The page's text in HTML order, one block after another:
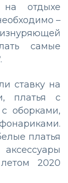
на отдыхе
–
самые
ставку на
платья с
оборками,
платья
2020